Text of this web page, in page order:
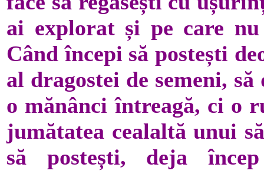
ai explorat și pe care
Când începi să postești
al dragostei de semeni,
o mănânci întreagă, ci o
jumătatea cealaltă unui
să postești, deja